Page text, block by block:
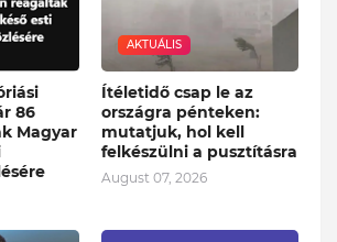
86
Magyar
AKTUÁLIS
Ítéletidő csap le az
országra pénteken:
mutatjuk, hol kell
felkészülni a pusztításra
August 07, 2026